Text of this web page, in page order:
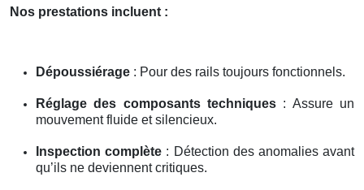
Nos prestations incluent :
Dépoussiérage : Pour des rails toujours fonctionnels.
Réglage des composants techniques : Assure un
mouvement fluide et silencieux.
Inspection complète : Détection des anomalies avant
qu’ils ne deviennent critiques.